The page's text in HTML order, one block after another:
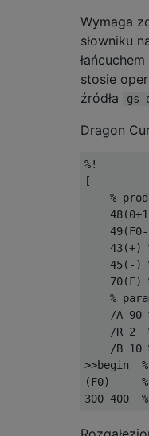
Wymaga
słowniku
stosie
źródła
gs
Dragon
%!
[
%
43(+)
45(-)
70(F)
%
/A 90
/R 2
/B 10
>>begin
(F0)